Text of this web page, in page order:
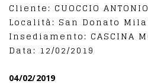
Cliente: CUOCCIO ANTONIO
Località: San Donato
Insediamento: CASCINA
Data: 12/02/2019
04/02/2019